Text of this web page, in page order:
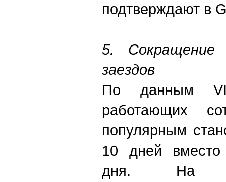
подтверждают в
5. Сокращение
заездов
По данным
работающих
популярным
10 дней вместо
дня. На